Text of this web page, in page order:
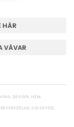
HÄR
VÄVAR
, DESIGN, HEM,
RESERVDELAR, SOLSKYDD,